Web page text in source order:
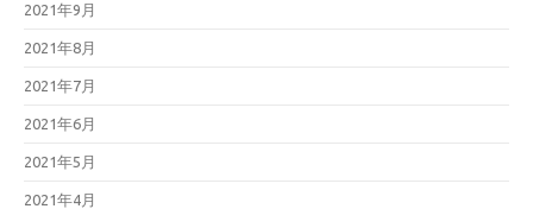
2021年9月
2021年8月
2021年7月
2021年6月
2021年5月
2021年4月